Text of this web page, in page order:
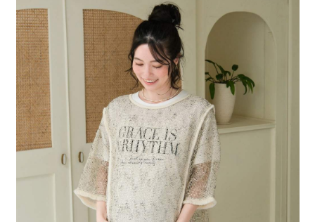
1.分期款項不併入電信帳單，「大哥付你分期」於每月結算日後寄送繳費提
醒簡訊。
2.透過簡訊連結打開帳單後，可選擇「超商條碼／台灣大直營門市／銀行轉
帳／街口支付／iPASS MONEY」等通路繳費。
【注意事項】
1.本服務係由「台灣大哥大股份有限公司」（以下簡稱本公司）所提供，讓
用戶於交易時，得透過本服務購買商品或服務，並由商店將買賣／分期付款
買賣價金債權讓與本公司後，依約使用本公司帳單繳交帳款。
2.基於同意付款使用「大哥付你分期」之契約關係目的，商店將以您的個人
資料（包含姓名、電話或地址）提供予台灣大哥大進項蒐集、處理及利用，
由本公司與您本人進行分期帳單所需資料之確認、核對及更正。
3.完整用戶服務條款，請詳閱以下連結： https://oppay.tw/userRule
【「AFTEE先享後付」結帳流程】
１．於結帳方式選擇「AFTEE先享後付」後，將跳轉至「AFTEE先享後付」
結帳頁面，進行簡訊認證並確認金額後，即可完成結帳。
２．訂單成立數日內，您將收到繳費通知簡訊。
３．收到繳費通知簡訊後14天內，點擊此簡訊中的連結，可透過四大超商／
ATM／網路銀行／等多元方式進行付款，方視為交易完成。
※ 請注意：結帳手續完成當下不需立刻繳費，但若您需要取消訂單，請聯絡
購買商品的店家。未經商家同意取消之訂單仍視為有效，需透過AFTEE先享
後付繳納相關費用。
※ 交易是否成功請以「AFTEE先享後付 」之結帳頁面顯示為準，若有關於
是否繳費成功／繳費後需取消欲退款等相關疑問，請聯繫「AFTEE先享後付
客戶支援中心」
https://netprotections.freshdesk.com/support/home
１．透過由恩沛科技股份有限公司提供之「AFTEE先享後付」服務完成之交
易，需依本服務之必要範圍內提供個人資料，並將交易相關給付款項請求債
權轉讓予恩沛科技股份有限公司。
付款後 全家取貨
每筆NT$80，滿NT$1,500(含以上)免運費
7-11 取貨付款
每筆NT$80，滿NT$1,500(含以上)免運費
付款後 7-11取貨
每筆NT$80，滿NT$1,500(含以上)免運費
宅配
每筆NT$80，滿NT$1,500(含以上)免運費